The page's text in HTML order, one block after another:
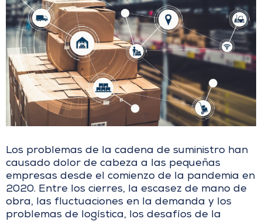
Los problemas de la cadena de suministro han
causado dolor de cabeza a las pequeñas
empresas desde el comienzo de la pandemia en
2020. Entre los cierres, la escasez de mano de
obra, las fluctuaciones en la demanda y los
problemas de logística, los desafíos de la